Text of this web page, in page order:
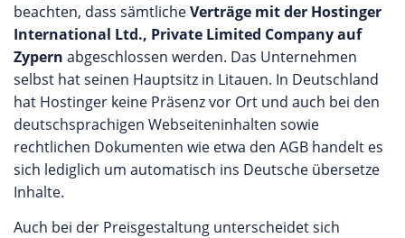
beachten, dass sämtlicheVerträge mit der Hostinger
International Ltd., Private Limited Company auf
Zypern abgeschlossen werden. Das Unternehmen
selbst hat seinen Hauptsitz in Litauen. In Deutschland
hat Hostinger keine Präsenz vor Ort und auch bei den
deutschsprachigen Webseiteninhalten sowie
rechtlichen Dokumenten wie etwa den AGB handelt es
sich lediglich um automatisch ins Deutsche übersetze
Inhalte.
Auch bei der Preisgestaltung unterscheidet sich